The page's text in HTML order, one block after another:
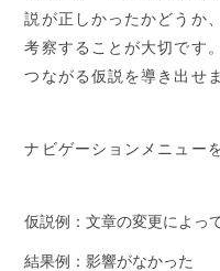
説が正しかったかどうか
考察することが大切です
つながる仮説を導き出せま
ナビゲーションメニュー
仮説例：文章の変更によっ
結果例：影響がなかった